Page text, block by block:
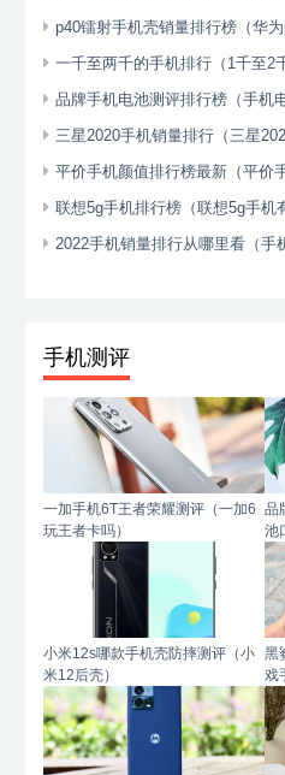
p40镭射手机壳销量排行榜（华为
一千至两千的手机排行（1千至2
品牌手机电池测评排行榜（手机
三星2020手机销量排行（三星
平价手机颜值排行榜最新（平价
联想5g手机排行榜（联想5g手机
2022手机销量排行从哪里看（手
手机测评
一加手机6T王者荣耀测评（一加6
玩王者卡吗）
品
池
小米12s哪款手机壳防摔测评（小
米12后壳）
黑
戏